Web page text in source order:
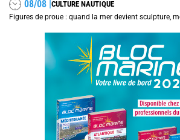
08/08 |CULTURE NAUTIQUE
Figures de proue : quand la mer devient sculpture,